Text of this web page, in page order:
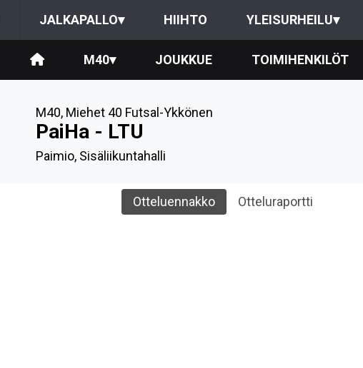
JALKAPALLO▾ HIIHTO YLEISURHEILU▾
M40▾ JOUKKUE TOIMIHENKILÖT
M40, Miehet 40 Futsal-Ykkönen
PaiHa - LTU
Paimio, Sisäliikuntahalli
Otteluennakko Otteluraportti